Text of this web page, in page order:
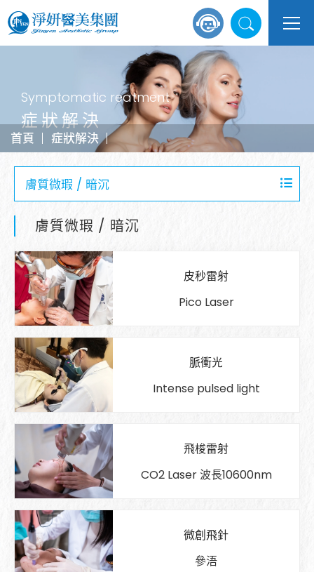
Symptomatic reatment
症狀解決
首頁 症狀解決
膚質微瑕 / 暗沉
膚質微瑕 / 暗沉
皮秒雷射
Pico Laser
脈衝光
Intense pulsed light
飛梭雷射
CO2 Laser 波長10600nm
微創飛針
參浯